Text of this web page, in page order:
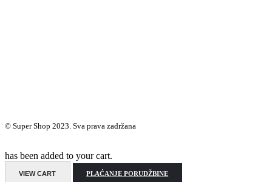
© Super Shop 2023. Sva prava zadržana
has been added to your cart.
VIEW CART PLAĆANJE PORUDŽBINE